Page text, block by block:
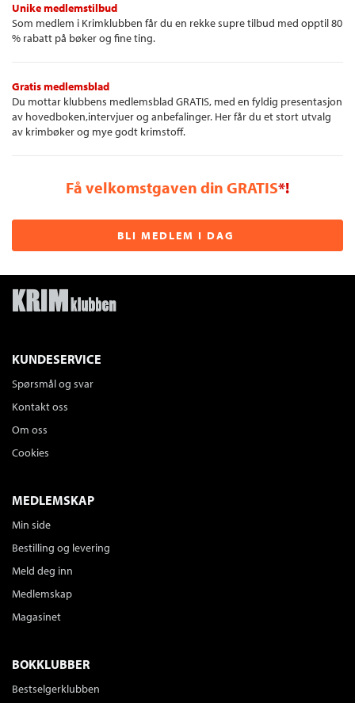
Unike medlemstilbud
Som medlem i Krimklubben får du en rekke supre tilbud med opptil 80
% rabatt på bøker og fine ting.
Gratis medlemsblad
Du mottar klubbens medlemsblad GRATIS, med en fyldig presentasjon
av hovedboken,intervjuer og anbefalinger. Her får du et stort utvalg
av krimbøker og mye godt krimstoff.
Få velkomstgaven din GRATIS*!
BLI MEDLEM I DAG
KUNDESERVICE
Spørsmål og svar
Kontakt oss
Om oss
Cookies
MEDLEMSKAP
Min side
Bestilling og levering
Meld deg inn
Medlemskap
Magasinet
BOKKLUBBER
Bestselgerklubben